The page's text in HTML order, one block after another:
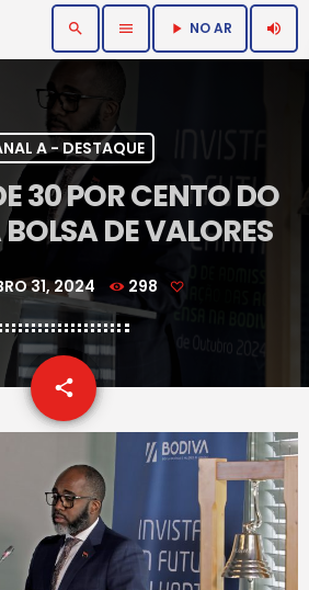
search menu play_arrow NO AR volume_up
A - DESTAQUE
30 POR CENTO DO
DE VALORES
31, 2024 298
share
email